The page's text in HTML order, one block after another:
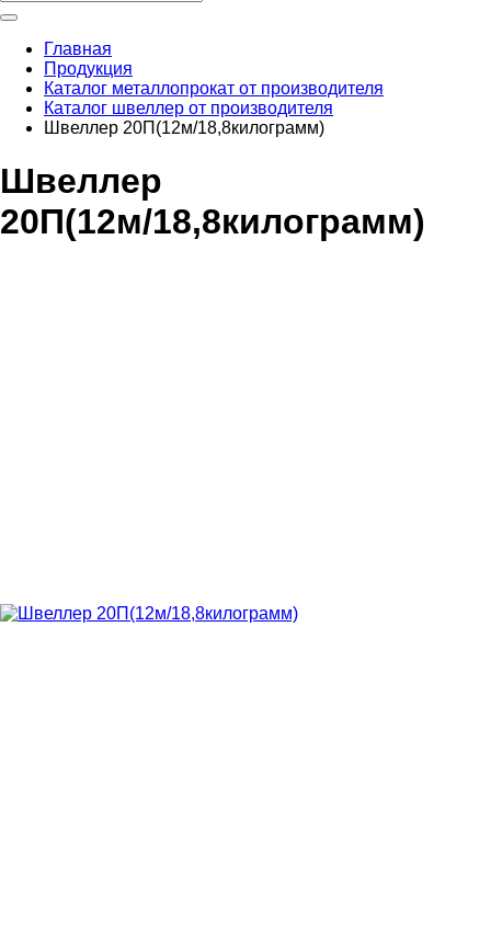
Главная
Продукция
Каталог металлопрокат от производителя
Каталог швеллер от производителя
Швеллер 20П(12м/18,8килограмм)
Швеллер
20П(12м/18,8килограмм)